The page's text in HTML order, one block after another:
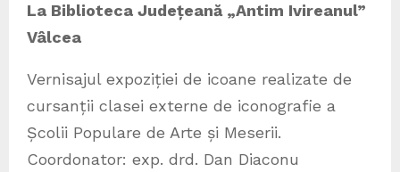
La Biblioteca Județeană „Antim Ivireanul”
Vâlcea
Vernisajul expoziției de icoane realizate de
cursanții clasei externe de iconografie a
Școlii Populare de Arte și Meserii.
Coordonator: exp. drd. Dan Diaconu